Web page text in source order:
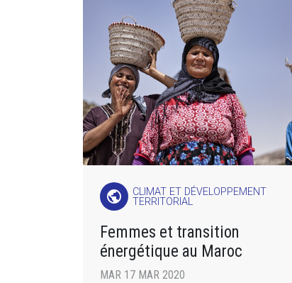
public
CLIMAT ET DÉVELOPPEMENT
TERRITORIAL
Femmes et transition
énergétique au Maroc
MAR 17 MAR 2020